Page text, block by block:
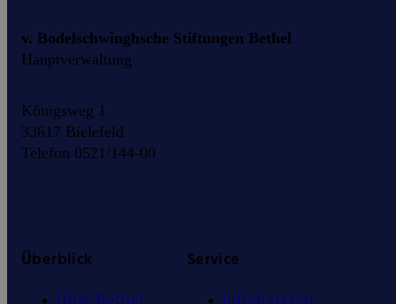
v. Bodelschwinghsche Stiftungen Bethel
Hauptverwaltung
Königsweg 1
33617 Bielefeld
Telefon 0521/144-00
Überblick
Service